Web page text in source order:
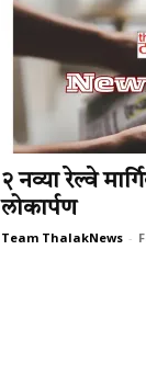
२ नव्या रेल्वे
लोकार्पण
Team ThalakNews -